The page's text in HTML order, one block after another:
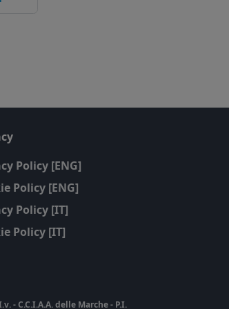
Policy [ENG]
Policy [ENG]
Policy [IT]
Policy [IT]
- C.C.I.A.A. delle Marche - P.I.